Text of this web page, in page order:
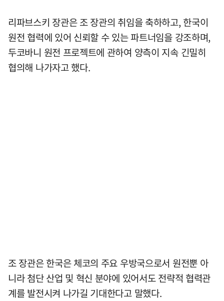
리파브스키 장관은 조 장관의 취임을 축하하고, 한국이
원전 협력에 있어 신뢰할 수 있는 파트너임을 강조하며,
두코바니 원전 프로젝트에 관하여 양측이 지속 긴밀히
협의해 나가자고 했다.
조 장관은 한국은 체코의 주요 우방국으로서 원전뿐 아
니라 첨단 산업 및 혁신 분야에 있어서도 전략적 협력관
계를 발전시켜 나가길 기대한다고 말했다.